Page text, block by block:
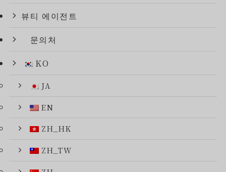
뷰티 에이전트
문의처
KO
JA
EN
ZH_HK
ZH_TW